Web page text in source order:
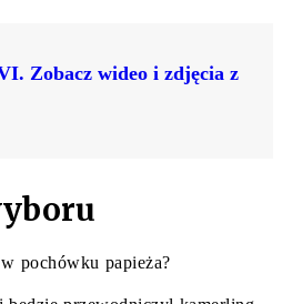
Zobacz wideo i zdjęcia z
pochówku papieża?